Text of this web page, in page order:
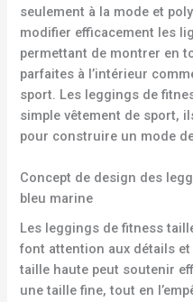
seulement à la mode et
modifier efficacement les
permettant de montrer en
parfaites à l’intérieur
sport. Les leggings de
simple vêtement de sport,
pour construire un mode
Concept de design des
bleu marine
Les leggings de fitness
font attention aux détails
taille haute peut soutenir
une taille fine, tout en